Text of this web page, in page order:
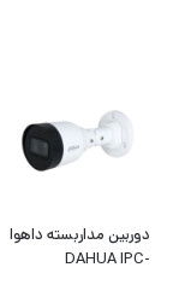
دوربین مداربسته داهوا
DAHUA IPC-